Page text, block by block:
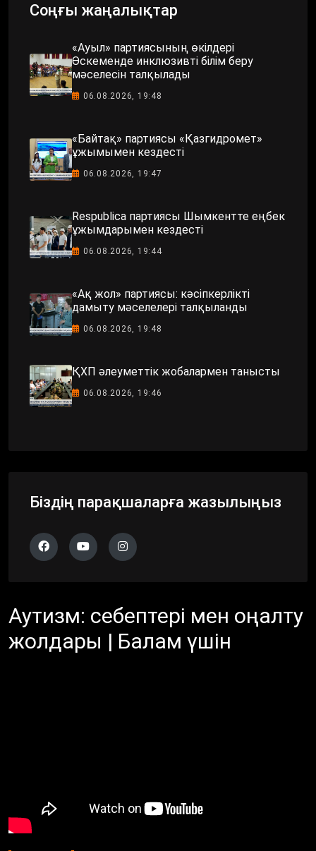
Соңғы жаңалықтар
«Ауыл» партиясының өкілдері
Өскеменде инклюзивті білім беру
мәселесін талқылады
06.08.2026, 19:48
«Байтақ» партиясы «Қазгидромет»
ұжымымен кездесті
06.08.2026, 19:47
Respublica партиясы Шымкентте еңбек
ұжымдарымен кездесті
06.08.2026, 19:44
«Ақ жол» партиясы: кәсіпкерлікті
дамыту мәселелері талқыланды
06.08.2026, 19:48
ҚХП әлеуметтік жобалармен танысты
06.08.2026, 19:46
Біздің парақшаларға жазылыңыз
Аутизм: себептері мен оңалту
жолдары | Балам үшін